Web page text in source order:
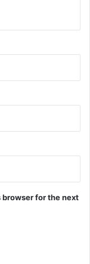
for the next